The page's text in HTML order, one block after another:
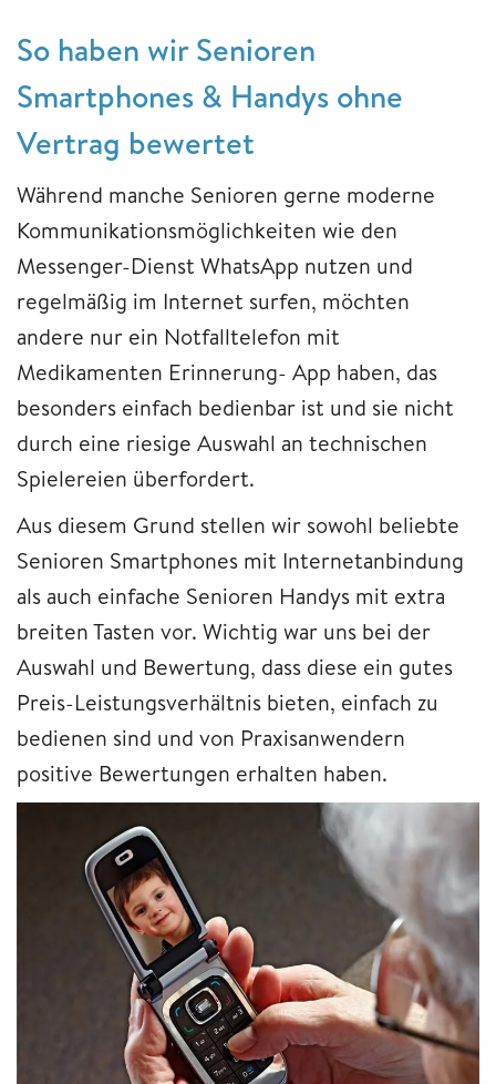
So haben wir Senioren
Smartphones & Handys ohne
Vertrag bewertet
Während manche Senioren gerne moderne
Kommunikationsmöglichkeiten wie den
Messenger-Dienst WhatsApp nutzen und
regelmäßig im Internet surfen, möchten
andere nur ein Notfalltelefon mit
Medikamenten Erinnerung- App haben, das
besonders einfach bedienbar ist und sie nicht
durch eine riesige Auswahl an technischen
Spielereien überfordert.
Aus diesem Grund stellen wir sowohl beliebte
Senioren Smartphones mit Internetanbindung
als auch einfache Senioren Handys mit extra
breiten Tasten vor. Wichtig war uns bei der
Auswahl und Bewertung, dass diese ein gutes
Preis-Leistungsverhältnis bieten, einfach zu
bedienen sind und von Praxisanwendern
positive Bewertungen erhalten haben.